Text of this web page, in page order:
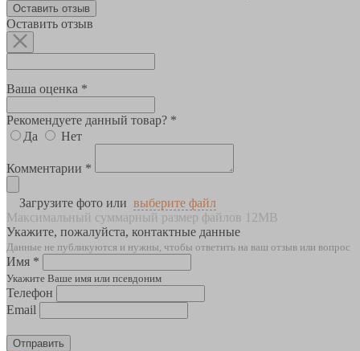
Оставить отзыв
Оставить отзыв
Ваша оценка *
Рекомендуете данный товар? *
Да
Нет
Комментарии *
Загрузите фото или выберите файл
Максимальный суммарный размер файлов 12MB
Укажите, пожалуйста, контактные данные
Данные не публикуются и нужны, чтобы ответить на ваш отзыв или вопрос
Имя *
Укажите Ваше имя или псевдоним
Телефон
Email
Отправить